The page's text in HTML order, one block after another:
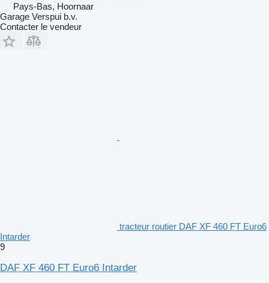
Pays-Bas, Hoornaar
Garage Verspui b.v.
Contacter le vendeur
tracteur routier DAF XF 460 FT Euro6
Intarder
9
DAF XF 460 FT Euro6 Intarder